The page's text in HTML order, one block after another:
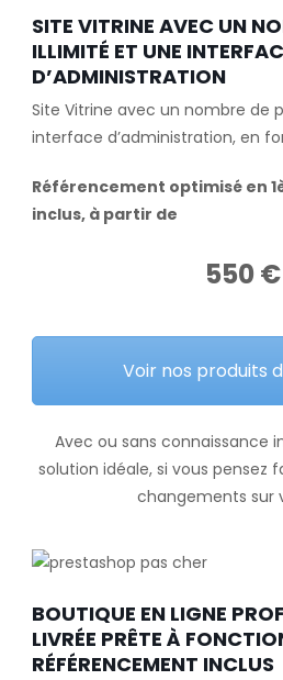
SITE VITRINE AVEC UN
ILLIMITÉ ET UNE
D’ADMINISTRATION
Site Vitrine avec un nombre de
interface d’administration, en
Référencement optimisé en
inclus, à partir de
550 €
Voir nos produits
Avec ou sans connaissance
solution idéale, si vous pensez
changements sur
BOUTIQUE EN LIGNE
LIVRÉE PRÊTE À
RÉFÉRENCEMENT INCLUS